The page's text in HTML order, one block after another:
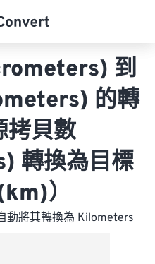
到
的轉
拷貝數
轉換為目標
）
動將其轉換為 Kilometers